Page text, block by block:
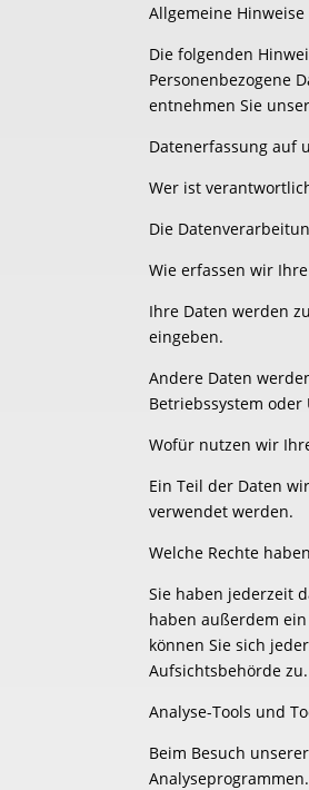
Allgemeine Hinweise
Die folgenden
Personenbezogene
entnehmen Sie
Datenerfassung auf
Wer ist
Die
Wie erfassen wir
Ihre Daten werden
eingeben.
Andere Daten
Betriebssystem
Wofür nutzen wir
Ein Teil der Daten
verwendet werden.
Welche Rechte
Sie haben jederzeit
haben außerdem
können Sie sich
Aufsichtsbehörde zu.
Analyse-Tools und
Beim Besuch